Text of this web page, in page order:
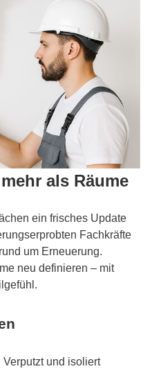
als Räume
ein frisches Update
Fachkräfte
um Erneuerung.
neu definieren – mit
und isoliert